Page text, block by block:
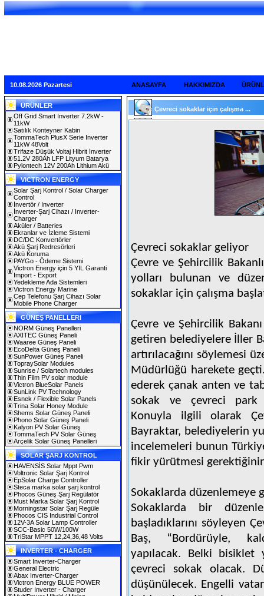
10.08.2026 Pazartesi ANASAYFA HAKKIMIZDA
ÜRÜNLER
Off Grid Smart Inverter 7.2kW -
11kW
Satılık Konteyner Kabin
TommaTech PlusX Serie Inverter
11kW 48Volt
Trifaze Düşük Voltaj Hibrit İnverter
51.2V 280Ah LFP Lityum Batarya
Pylontech 12V 200Ah Lithium Akü
VICTRON ENERGY
Solar Şarj Kontrol / Solar Charger
Control
İnvertör / Inverter
İnverter-Şarj Cihazı / Inverter-
Charger
Aküler / Batteries
Ekranlar ve İzleme Sistemi
DC/DC Konvertörler
Akü Şarj Redresörleri
Akü Koruma
PAYGo - Ödeme Sistemi
Victron Energy için 5 YIL Garanti
Import - Export
Yedekleme Ada Sistemleri
Victron Energy Marine
Cep Telefonu Şarj Cihazı Solar
Mobile Phone Charger
GÜNEŞ PANELLERI
NORM Güneş Panelleri
AXITEC Güneş Paneli
Waaree Güneş Paneli
EcoDelta Güneş Paneli
SunPower Güneş Paneli
TopraySolar Modules
Sunrise / Solartech modules
Thin Film PV solar module
Victron BlueSolar Panels
SunLink PV Technology
Esnek / Flexible Solar Panels
Trina Solar Honey Module
Shems Solar Güneş Paneli
Phono Solar Güneş Paneli
Kalyon PV Solar Güneş
TommaTech PV Solar Güneş
Arçelik Solar Güneş Panelleri
SOLAR ŞARJ KONTROL
HAVENSİS Solar Mppt Pwm
Voltronic Solar Şarj Kontrol
EpSolar Charge Controller
Steca marka solar şarj kontrol
Phocos Güneş Şarj Regülatör
Must Marka Solar Şarj Kontrol
Morningstar Solar Şarj Regüle
Phocos CIS Industrial Control
12V-3A Solar Lamp Controller
SCC-Basic 50W/100W
TriStar MPPT 12,24,36,48 Volts
INVERTER - CHARGER
Smart Inverter-Charger
General Electric
Abax Inverter-Charger
Victron Energy BLUE POWER
Studer Inverter - Charger
Çevreci sokaklar için çalışma ...
Çevreci sokaklar geliyor
Çevre ve Şehircilik
yolları bulunan ve
sokaklar için çalışma
Çevre ve Şehircilik
getiren belediyelere İller
artırılacağını söylemesi
Müdürlüğü harekete
ederek çanak anten ve
sokak ve çevreci park
Konuyla ilgili olarak
Bayraktar, belediyelerin
incelemeleri bunun
fikir yürütmesi gerektiğinin
Sokaklarda düzenlemeye
Sokaklarda bir
başladıklarını söyleyen
Baş, “Bordürüyle,
yapılacak. Belki bisiklet
çevreci sokak olacak.
düşünülecek. Engelli